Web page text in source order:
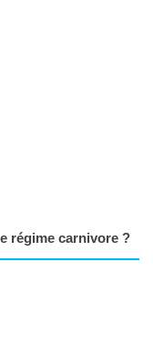
régime carnivore ?